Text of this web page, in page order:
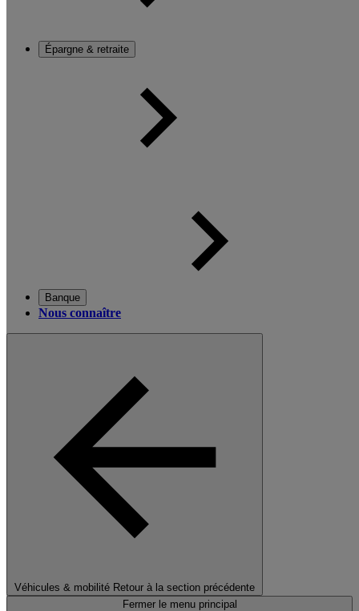
Épargne & retraite
Banque
Nous connaître
Véhicules & mobilité Retour à la section précédente
Fermer le menu principal